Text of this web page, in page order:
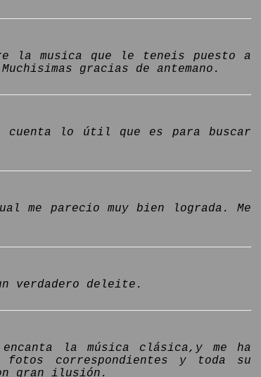
la musica que le teneis puesto a
gracias de antemano.
cuenta lo útil que es para buscar
parecio muy bien lograda. Me
verdadero deleite.
la música clásica,y me ha
fotos correspondientes y toda su
gran ilusión.